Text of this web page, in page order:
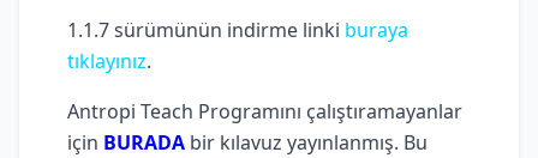
1.1.7 sürümünün indirme linki buraya
tıklayınız.
Antropi Teach Programını çalıştıramayanlar
için BURADA bir kılavuz yayınlanmış. Bu